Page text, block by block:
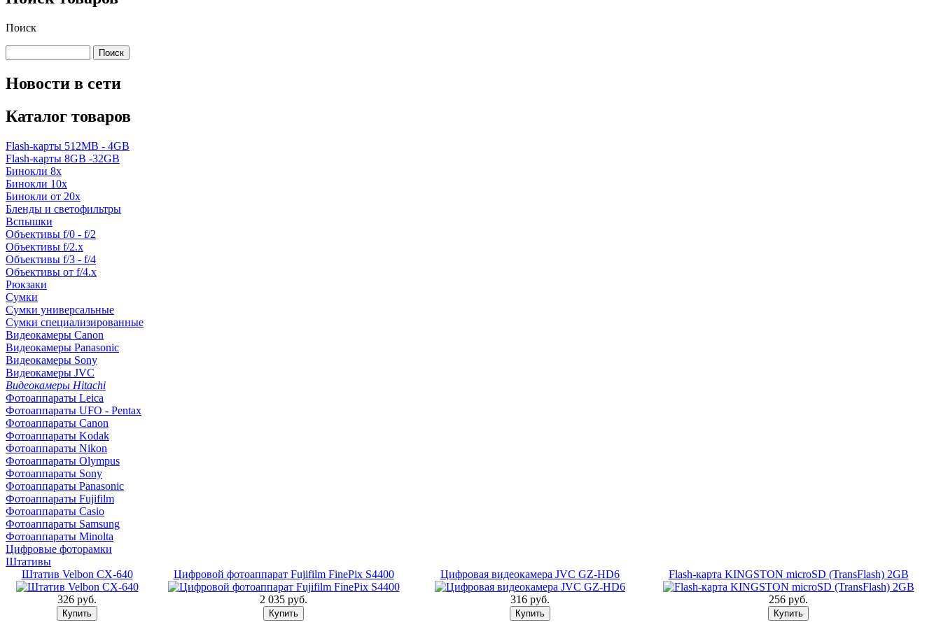
Поиск
Новости в сети
Каталог товаров
Flash-карты 512MB - 4GB
Flash-карты 8GB -32GB
Бинокли 8x
Бинокли 10x
Бинокли от 20x
Бленды и светофильтры
Вспышки
Объективы f/0 - f/2
Объективы f/2.x
Объективы f/3 - f/4
Объективы от f/4.x
Рюкзаки
Сумки
Сумки универсальные
Сумки специализированные
Видеокамеры Canon
Видеокамеры Panasonic
Видеокамеры Sony
Видеокамеры JVC
Видеокамеры Hitachi
Фотоаппараты Leica
Фотоаппараты UFO - Pentax
Фотоаппараты Canon
Фотоаппараты Kodak
Фотоаппараты Nikon
Фотоаппараты Olympus
Фотоаппараты Sony
Фотоаппараты Panasonic
Фотоаппараты Fujifilm
Фотоаппараты Casio
Фотоаппараты Samsung
Фотоаппараты Minolta
Цифровые фоторамки
Штативы
Штатив Velbon CX-640
326 pуб.
Цифровой фотоаппарат Fujifilm FinePix S4400
2 035 pуб.
Цифровая видеокамера JVC GZ-HD6
316 pуб.
Flash-карта KINGSTON microSD (TransFlash) 2GB
256 pуб.